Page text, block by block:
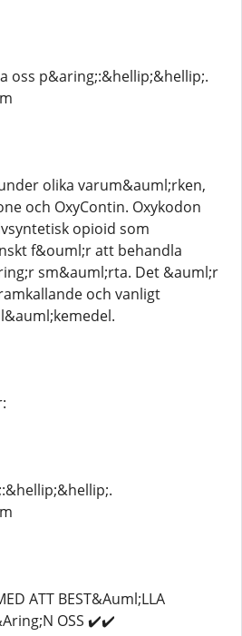
oss p&aring;:&hellip;&hellip;.
olika varum&auml;rken,
och OxyContin. Oxykodon
opioid som
f&ouml;r att behandla
sm&auml;rta. Det &auml;r
och vanligt
ATT BEST&Auml;LLA
OSS ✔️✔️